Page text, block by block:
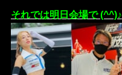
それでは明日会場で (^^)♪